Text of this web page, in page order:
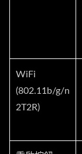
WiFi
(802.11b/g/n
2T2R)